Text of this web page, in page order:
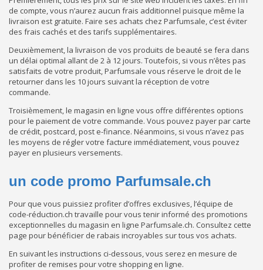
de compte, vous n’aurez aucun frais additionnel puisque même la
livraison est gratuite. Faire ses achats chez Parfumsale, c’est éviter
des frais cachés et des tarifs supplémentaires.
Deuxièmement, la livraison de vos produits de beauté se fera dans
un délai optimal allant de 2 à 12 jours. Toutefois, si vous n’êtes pas
satisfaits de votre produit, Parfumsale vous réserve le droit de le
retourner dans les 10 jours suivant la réception de votre
commande.
Troisièmement, le magasin en ligne vous offre différentes options
pour le paiement de votre commande. Vous pouvez payer par carte
de crédit, postcard, post e-finance. Néanmoins, si vous n’avez pas
les moyens de régler votre facture immédiatement, vous pouvez
payer en plusieurs versements.
un code promo Parfumsale.ch
Pour que vous puissiez profiter d’offres exclusives, l’équipe de
code-réduction.ch travaille pour vous tenir informé des promotions
exceptionnelles du magasin en ligne Parfumsale.ch. Consultez cette
page pour bénéficier de rabais incroyables sur tous vos achats.
En suivant les instructions ci-dessous, vous serez en mesure de
profiter de remises pour votre shopping en ligne.